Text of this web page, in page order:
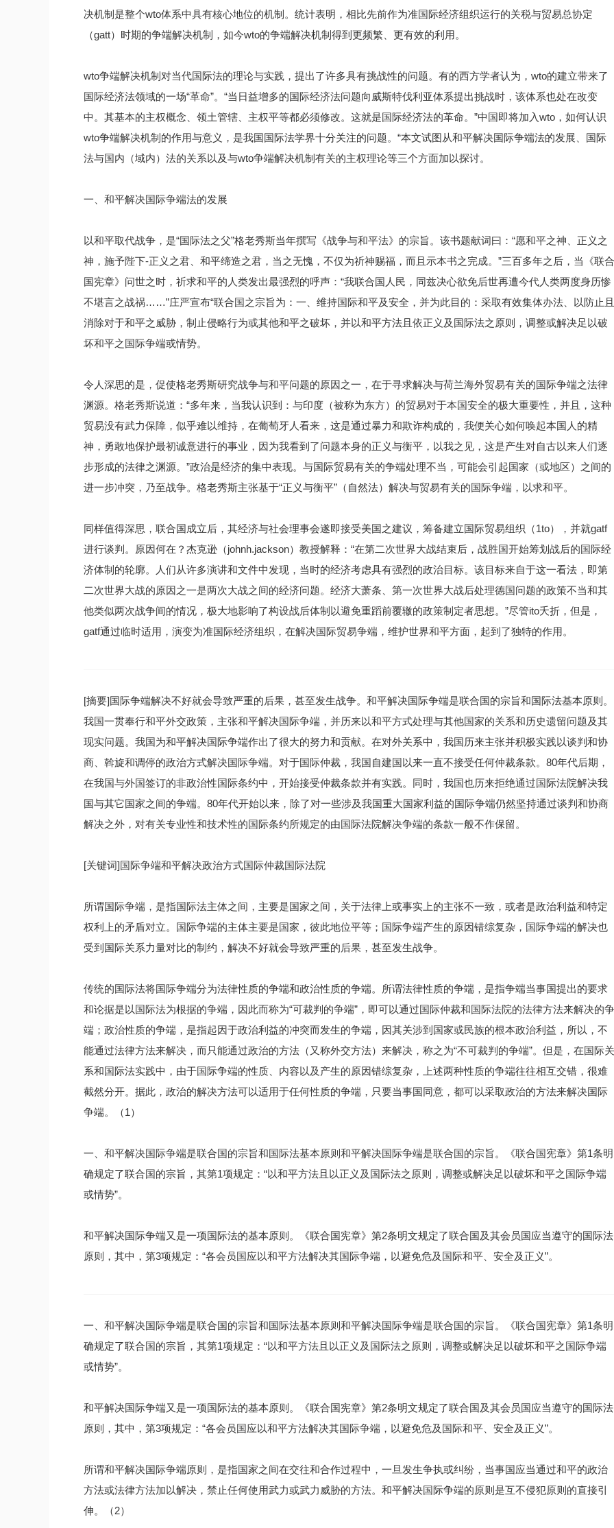
决机制是整个wto体系中具有核心地位的机制。统计表明，相比先前作为准国际经济组织运行的关税与贸易总协定
（gatt）时期的争端解决机制，如今wto的争端解决机制得到更频繁、更有效的利用。
wto争端解决机制对当代国际法的理论与实践，提出了许多具有挑战性的问题。有的西方学者认为，wto的建立带来了
国际经济法领域的一场“革命”。“当日益增多的国际经济法问题向威斯特伐利亚体系提出挑战时，该体系也处在改变
中。其基本的主权概念、领土管辖、主权平等都必须修改。这就是国际经济法的革命。”中国即将加入wto，如何认识
wto争端解决机制的作用与意义，是我国国际法学界十分关注的问题。“本文试图从和平解决国际争端法的发展、国际
法与国内（域内）法的关系以及与wto争端解决机制有关的主权理论等三个方面加以探讨。
一、和平解决国际争端法的发展
以和平取代战争，是“国际法之父”格老秀斯当年撰写《战争与和平法》的宗旨。该书题献词曰：“愿和平之神、正义之
神，施予陛下-正义之君、和平缔造之君，当之无愧，不仅为祈神赐福，而且示本书之完成。”三百多年之后，当《联合
国宪章》问世之时，祈求和平的人类发出最强烈的呼声：“我联合国人民，同兹决心欲免后世再遭今代人类两度身历惨
不堪言之战祸……”庄严宣布“联合国之宗旨为：一、维持国际和平及安全，并为此目的：采取有效集体办法、以防止且
消除对于和平之威胁，制止侵略行为或其他和平之破坏，并以和平方法且依正义及国际法之原则，调整或解决足以破
坏和平之国际争端或情势。
令人深思的是，促使格老秀斯研究战争与和平问题的原因之一，在于寻求解决与荷兰海外贸易有关的国际争端之法律
渊源。格老秀斯说道：“多年来，当我认识到：与印度（被称为东方）的贸易对于本国安全的极大重要性，并且，这种
贸易没有武力保障，似乎难以维持，在葡萄牙人看来，这是通过暴力和欺诈构成的，我便关心如何唤起本国人的精
神，勇敢地保护最初诚意进行的事业，因为我看到了问题本身的正义与衡平，以我之见，这是产生对自古以来人们逐
步形成的法律之渊源。”政治是经济的集中表现。与国际贸易有关的争端处理不当，可能会引起国家（或地区）之间的
进一步冲突，乃至战争。格老秀斯主张基于“正义与衡平”（自然法）解决与贸易有关的国际争端，以求和平。
同样值得深思，联合国成立后，其经济与社会理事会遂即接受美国之建议，筹备建立国际贸易组织（1to），并就gatf
进行谈判。原因何在？杰克逊（johnh.jackson）教授解释：“在第二次世界大战结束后，战胜国开始筹划战后的国际经
济体制的轮廓。人们从许多演讲和文件中发现，当时的经济考虑具有强烈的政治目标。该目标来自于这一看法，即第
二次世界大战的原因之一是两次大战之间的经济问题。经济大萧条、第一次世界大战后处理德国问题的政策不当和其
他类似两次战争间的情况，极大地影响了构设战后体制以避免重蹈前覆辙的政策制定者思想。”尽管ito夭折，但是，
gatf通过临时适用，演变为准国际经济组织，在解决国际贸易争端，维护世界和平方面，起到了独特的作用。
[摘要]国际争端解决不好就会导致严重的后果，甚至发生战争。和平解决国际争端是联合国的宗旨和国际法基本原则。
我国一贯奉行和平外交政策，主张和平解决国际争端，并历来以和平方式处理与其他国家的关系和历史遗留问题及其
现实问题。我国为和平解决国际争端作出了很大的努力和贡献。在对外关系中，我国历来主张并积极实践以谈判和协
商、斡旋和调停的政治方式解决国际争端。对于国际仲裁，我国自建国以来一直不接受任何仲裁条款。80年代后期，
在我国与外国签订的非政治性国际条约中，开始接受仲裁条款并有实践。同时，我国也历来拒绝通过国际法院解决我
国与其它国家之间的争端。80年代开始以来，除了对一些涉及我国重大国家利益的国际争端仍然坚持通过谈判和协商
解决之外，对有关专业性和技术性的国际条约所规定的由国际法院解决争端的条款一般不作保留。
[关键词]国际争端和平解决政治方式国际仲裁国际法院
所谓国际争端，是指国际法主体之间，主要是国家之间，关于法律上或事实上的主张不一致，或者是政治利益和特定
权利上的矛盾对立。国际争端的主体主要是国家，彼此地位平等；国际争端产生的原因错综复杂，国际争端的解决也
受到国际关系力量对比的制约，解决不好就会导致严重的后果，甚至发生战争。
传统的国际法将国际争端分为法律性质的争端和政治性质的争端。所谓法律性质的争端，是指争端当事国提出的要求
和论据是以国际法为根据的争端，因此而称为“可裁判的争端”，即可以通过国际仲裁和国际法院的法律方法来解决的争
端；政治性质的争端，是指起因于政治利益的冲突而发生的争端，因其关涉到国家或民族的根本政治利益，所以，不
能通过法律方法来解决，而只能通过政治的方法（又称外交方法）来解决，称之为“不可裁判的争端”。但是，在国际关
系和国际法实践中，由于国际争端的性质、内容以及产生的原因错综复杂，上述两种性质的争端往往相互交错，很难
截然分开。据此，政治的解决方法可以适用于任何性质的争端，只要当事国同意，都可以采取政治的方法来解决国际
争端。（1）
一、和平解决国际争端是联合国的宗旨和国际法基本原则和平解决国际争端是联合国的宗旨。《联合国宪章》第1条明
确规定了联合国的宗旨，其第1项规定：“以和平方法且以正义及国际法之原则，调整或解决足以破坏和平之国际争端
或情势”。
和平解决国际争端又是一项国际法的基本原则。《联合国宪章》第2条明文规定了联合国及其会员国应当遵守的国际法
原则，其中，第3项规定：“各会员国应以和平方法解决其国际争端，以避免危及国际和平、安全及正义”。
一、和平解决国际争端是联合国的宗旨和国际法基本原则和平解决国际争端是联合国的宗旨。《联合国宪章》第1条明
确规定了联合国的宗旨，其第1项规定：“以和平方法且以正义及国际法之原则，调整或解决足以破坏和平之国际争端
或情势”。
和平解决国际争端又是一项国际法的基本原则。《联合国宪章》第2条明文规定了联合国及其会员国应当遵守的国际法
原则，其中，第3项规定：“各会员国应以和平方法解决其国际争端，以避免危及国际和平、安全及正义”。
所谓和平解决国际争端原则，是指国家之间在交往和合作过程中，一旦发生争执或纠纷，当事国应当通过和平的政治
方法或法律方法加以解决，禁止任何使用武力或武力威胁的方法。和平解决国际争端的原则是互不侵犯原则的直接引
伸。（2）